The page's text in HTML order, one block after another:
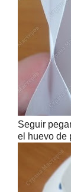
Seguir
el huevo de